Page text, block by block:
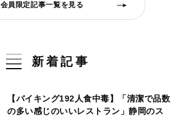
会員限定記事一覧を見る
新着記事
【バイキング192人食中毒】「清潔で品数
の多い感じのいいレストラン」静岡のス